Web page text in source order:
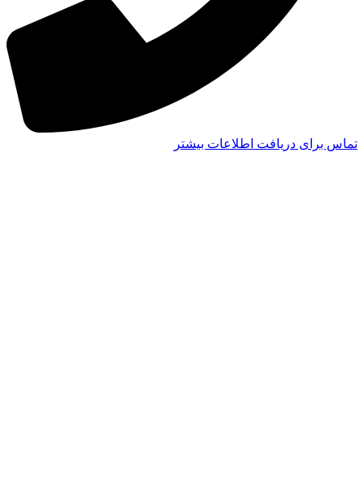
تماس برای دریافت اطلاعات بیشتر